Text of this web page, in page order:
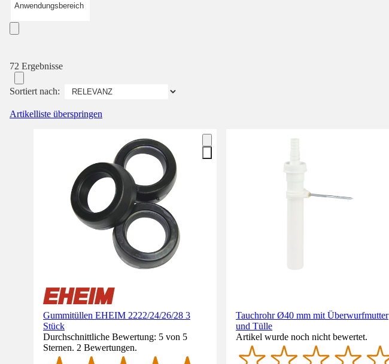
Anwendungsbereich
72 Ergebnisse
Sortiert nach:
Artikelliste überspringen
Gummitüllen EHEIM 2222/24/26/28 3
Stück
Durchschnittliche Bewertung: 5 von 5
Sternen. 2 Bewertungen.
Tauchrohr Ø40 mm mit Überwurfmutter
und Tülle
Artikel wurde noch nicht bewertet.